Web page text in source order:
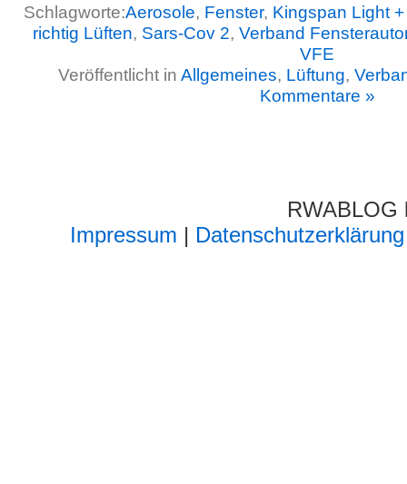
Schlagworte:Aerosole, Fenster, Kingspan Light
richtig Lüften, Sars-Cov 2, Verband
VFE
Veröffentlicht in Allgemeines, Lüftung,
Kommentare »
Impressum | Datenschutzerklärung